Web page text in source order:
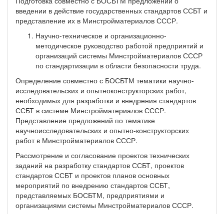
введении в действие государственных стандартов ССБТ и
представление их в Минстройматериалов СССР.
Научно-техническое и организационно-
методическое руководство работой предприятий и
организаций системы Минстройматериалов СССР
по стандартизации в области безопасности труда.
Определение совместно с БОСБТМ тематики научно-
исследовательских и опытноконструкторских работ,
необходимых для разработки и внедрения стандартов
ССБТ в системе Минстройматериалов СССР.
Представление предложений по тематике
научноисследовательских и опытно-конструкторских
работ в Минстройматериалов СССР.
Рассмотрение и согласование проектов технических
заданий на разработку стандартов ССБТ, проектов
стандартов ССБТ и проектов планов основных
мероприятий по внедрению стандартов ССБТ,
представляемых БОСБТМ, предприятиями и
организациями системы Минстройматериалов СССР.